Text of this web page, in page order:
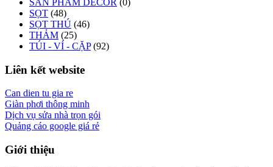
SỌT (48)
SỌT THÚ (46)
THẢM (25)
TÚI - VÍ - CẶP (92)
Liên kết website
Can dien tu gia re
Giàn phơi thông minh
Dịch vụ sửa nhà trọn gói
Quảng cáo google giá rẻ
Giới thiệu